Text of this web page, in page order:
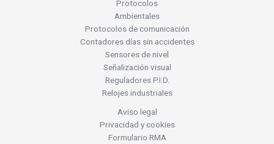
Protocolos
Ambientales
Protocolos de comunicación
Contadores días sin accidentes
Sensores de nivel
Señalización visual
Reguladores P.I.D.
Relojes industriales
Aviso legal
Privacidad y cookies
Formulario RMA